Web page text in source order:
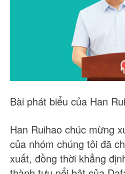
Bài phát biểu của Han
Han Ruihao chúc mừng
của nhóm chúng tôi đã
xuất, đồng thời khẳng